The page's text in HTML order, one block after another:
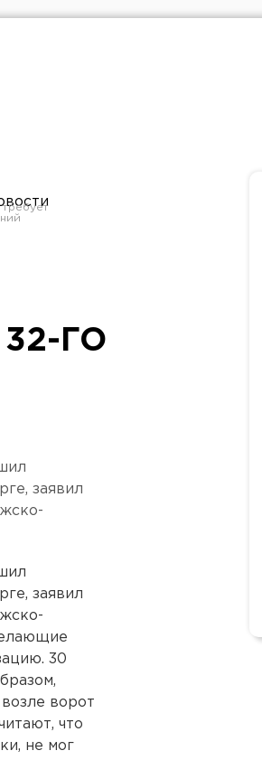
ГО
заявил
заявил
30
ворот
что
не мог